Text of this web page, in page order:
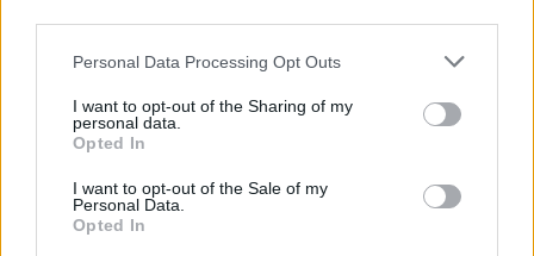
Please note that this website/app uses one or more Google
not limited to your visit or usage behaviour. You may click to
grant or deny consent to Google and its third-party tags to
use your data for below specified purposes in below Google
consent section.
Personal Data Processing Opt Outs
I want to opt-out of the Sharing of my
personal data.
Opted In
I want to opt-out of the Sale of my
Personal Data.
Opted In
Forrás:MTI
Izrael Vallás